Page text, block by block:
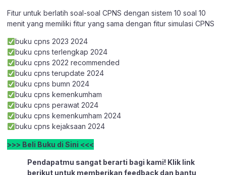
Fitur untuk berlatih soal-soal CPNS dengan sistem 10 soal 10
menit yang memiliki fitur yang sama dengan fitur simulasi CPNS
buku cpns 2023 2024
buku cpns terlengkap 2024
buku cpns 2022 recommended
buku cpns terupdate 2024
buku cpns bumn 2024
buku cpns kemenkumham
buku cpns perawat 2024
buku cpns kemenkumham 2024
buku cpns kejaksaan 2024
>>> Beli Buku di Sini <<<
Pendapatmu sangat berarti bagi kami! Klik link
berikut untuk memberikan feedback dan bantu